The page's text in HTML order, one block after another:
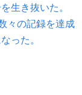
生き抜いた。
々の記録を達成
った。